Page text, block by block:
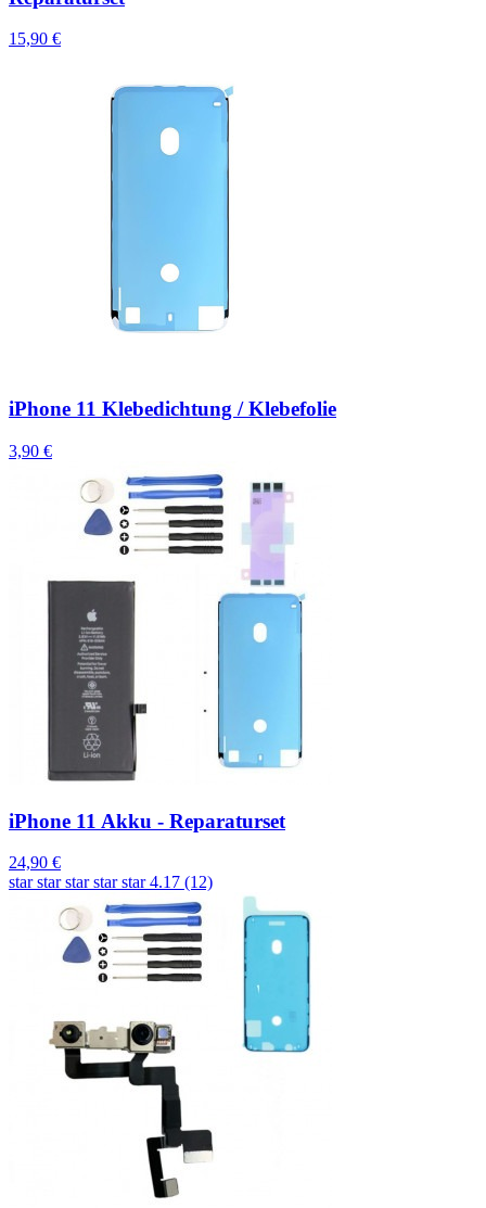
15,90 €
iPhone 11 Klebedichtung / Klebefolie
3,90 €
iPhone 11 Akku - Reparaturset
24,90 €
star star star star star 4.17 (12)